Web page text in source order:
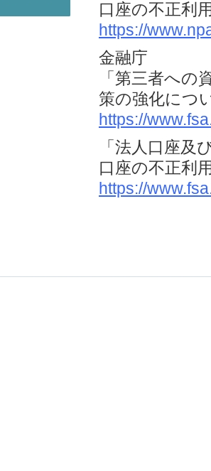
口座の不正利
https://
金融庁
「第三者への
策の強化につ
https://
「法人口座
口座の不正利
https://